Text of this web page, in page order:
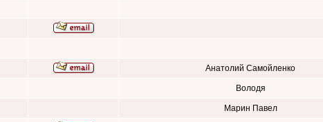
Анатолий Самойленко
Володя
Марин Павел